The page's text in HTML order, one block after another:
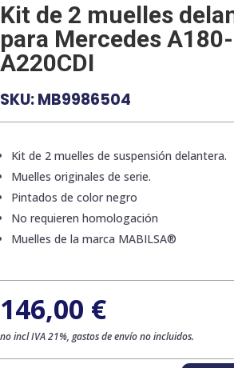
Kit de 2 muelles
para Mercedes A180-
A220CDI
SKU:MB9986504
Kit de 2 muelles de suspensión delantera.
Muelles originales de serie.
Pintados de color negro
No requieren homologación
Muelles de la marca MABILSA®
146,00 €
no incl IVA 21%, gastos de envío no incluidos.